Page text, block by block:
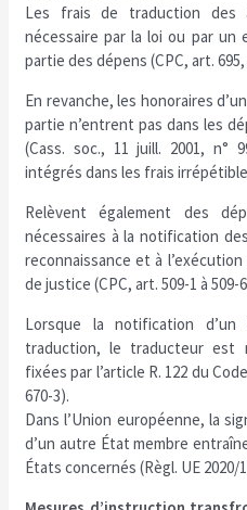
Les frais de traduction des
nécessaire par la loi ou par
partie des dépens (CPC, art. 695,
En revanche, les honoraires
partie n’entrent pas dans les
(Cass. soc., 11 juill. 2001, n°
intégrés dans les frais
Relèvent également des
nécessaires à la notification
reconnaissance et à
de justice (CPC, art. 509-1 à 509-
Lorsque la notification
traduction, le traducteur est
fixées par l’article R. 122 du
670-3).
Dans l’Union européenne, la
d’un autre État membre
États concernés (Règl. UE 2020/